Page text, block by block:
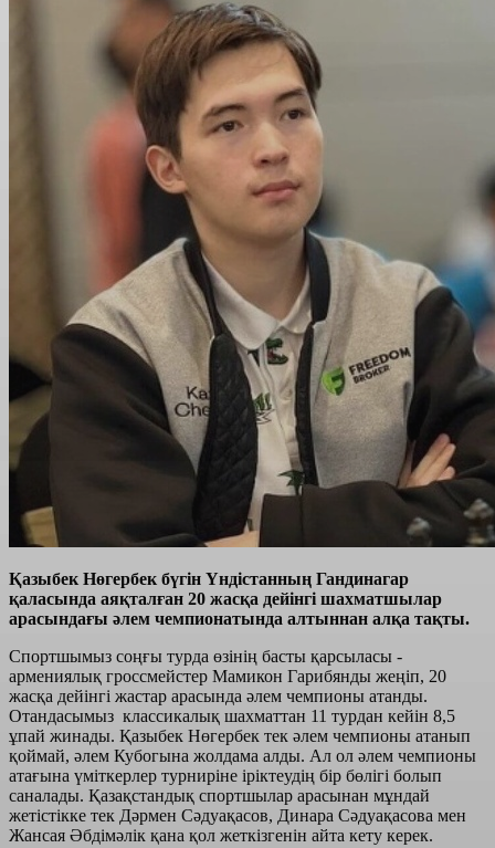
Қазыбек Нөгербек бүгін Үндістанның Гандинагар
қаласында аяқталған 20 жасқа дейінгі шахматшылар
арасындағы әлем чемпионатында алтыннан алқа тақты.
Спортшымыз соңғы турда өзінің басты қарсыласы -
армениялық гроссмейстер Мамикон Гарибянды жеңіп, 20
жасқа дейінгі жастар арасында әлем чемпионы атанды.
Отандасымыз классикалық шахматтан 11 турдан кейін 8,5
ұпай жинады. Қазыбек Нөгербек тек әлем чемпионы атанып
қоймай, әлем Кубогына жолдама алды. Ал ол әлем чемпионы
атағына үміткерлер турниріне іріктеудің бір бөлігі болып
саналады. Қазақстандық спортшылар арасынан мұндай
жетістікке тек Дәрмен Сәдуақасов, Динара Сәдуақасова мен
Жансая Әбдімәлік қана қол жеткізгенін айта кету керек.